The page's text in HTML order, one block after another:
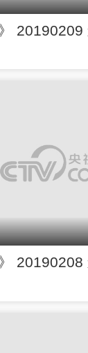
20190209
20190208